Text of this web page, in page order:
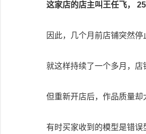
这家店的店主叫王任飞，
因此，几个月前店铺突然停
就这样持续了一个多月，店
但重新开店后，作品质量却
有时买家收到的模型是错误